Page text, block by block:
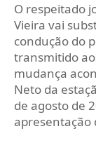
O respeitado
Vieira vai
condução do
transmitido
mudança
Neto da
de agosto de
apresentação